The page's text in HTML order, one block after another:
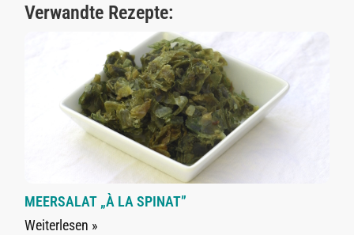
Verwandte Rezepte:
MEERSALAT „À LA SPINAT”
Weiterlesen »